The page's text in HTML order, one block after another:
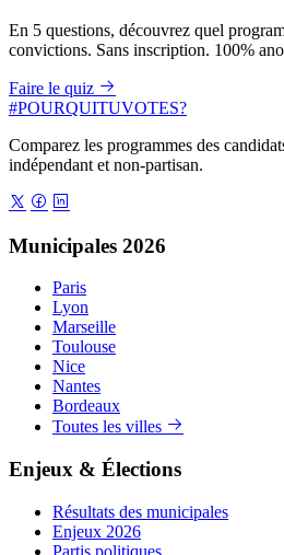
En 5 questions, découvrez quel
convictions. Sans inscription. 100%
Faire le quiz
#POURQUITUVOTES?
Comparez les programmes des
indépendant et non-partisan.
Municipales 2026
Paris
Lyon
Marseille
Toulouse
Nice
Nantes
Bordeaux
Toutes les villes
Enjeux & Élections
Résultats des municipales
Enjeux 2026
Partis politiques